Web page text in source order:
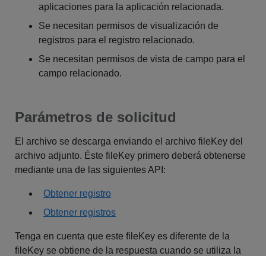
aplicaciones para la aplicación relacionada.
Se necesitan permisos de visualización de
registros para el registro relacionado.
Se necesitan permisos de vista de campo para el
campo relacionado.
Parámetros de solicitud
El archivo se descarga enviando el archivo fileKey del
archivo adjunto. Éste fileKey primero deberá obtenerse
mediante una de las siguientes API:
Obtener registro
Obtener registros
Tenga en cuenta que este fileKey es diferente de la
fileKey se obtiene de la respuesta cuando se utiliza la